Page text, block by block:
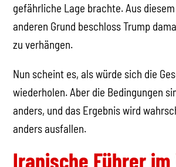
gefährliche Lage brachte. Aus
anderen Grund beschloss Trump
zu verhängen.
Nun scheint es, als würde sich die
wiederholen. Aber die Bedingungen
anders, und das Ergebnis wird
anders ausfallen.
Iranische Führer